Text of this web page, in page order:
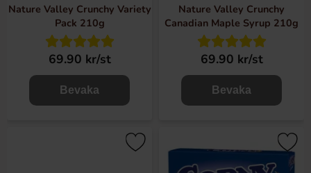
Nature Valley Crunchy Variety
Pack 210g
69.90 kr/st
Bevaka
Nature Valley Crunchy
Canadian Maple Syrup 210g
69.90 kr/st
Bevaka